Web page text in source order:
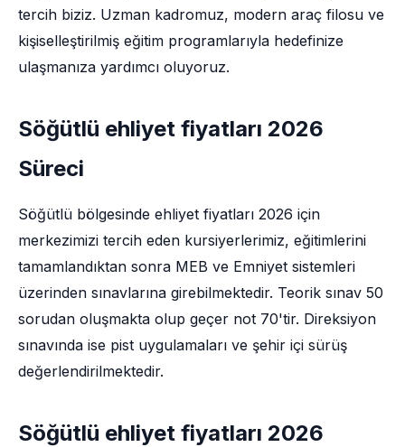
tercih biziz. Uzman kadromuz, modern araç filosu ve
kişiselleştirilmiş eğitim programlarıyla hedefinize
ulaşmanıza yardımcı oluyoruz.
Söğütlü ehliyet fiyatları 2026
Süreci
Söğütlü bölgesinde ehliyet fiyatları 2026 için
merkezimizi tercih eden kursiyerlerimiz, eğitimlerini
tamamlandıktan sonra MEB ve Emniyet sistemleri
üzerinden sınavlarına girebilmektedir. Teorik sınav 50
sorudan oluşmakta olup geçer not 70'tir. Direksiyon
sınavında ise pist uygulamaları ve şehir içi sürüş
değerlendirilmektedir.
Söğütlü ehliyet fiyatları 2026